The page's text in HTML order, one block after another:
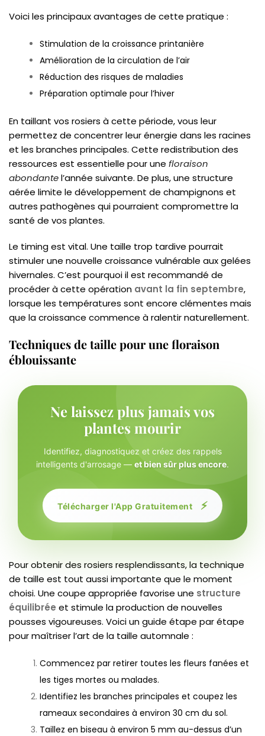
Voici les principaux avantages de cette pratique :
Stimulation de la croissance printanière
Amélioration de la circulation de l’air
Réduction des risques de maladies
Préparation optimale pour l’hiver
En taillant vos rosiers à cette période, vous leur
permettez de concentrer leur énergie dans les racines
et les branches principales. Cette redistribution des
ressources est essentielle pour une floraison
abondantel’année suivante. De plus, une structure
aérée limite le développement de champignons et
autres pathogènes qui pourraient compromettre la
santé de vos plantes.
Le timing est vital. Une taille trop tardive pourrait
stimuler une nouvelle croissance vulnérable aux gelées
hivernales. C’est pourquoi il est recommandé de
procéder à cette opération avant la fin septembre,
lorsque les températures sont encore clémentes mais
que la croissance commence à ralentir naturellement.
Techniques de taille pour une floraison
éblouissante
Ne laissez plus jamais vos
plantes mourir
Identifiez, diagnostiquez et créez des rappels
intelligents d'arrosage — et bien sûr plus encore.
Télécharger l'App Gratuitement ⚡
Pour obtenir des rosiers resplendissants, la technique
de taille est tout aussi importante que le moment
choisi. Une coupe appropriée favorise une structure
équilibrée et stimule la production de nouvelles
pousses vigoureuses. Voici un guide étape par étape
pour maîtriser l’art de la taille automnale :
Commencez par retirer toutes les fleurs fanées et
les tiges mortes ou malades.
Identifiez les branches principales et coupez les
rameaux secondaires à environ 30 cm du sol.
Taillez en biseau à environ 5 mm au-dessus d’un